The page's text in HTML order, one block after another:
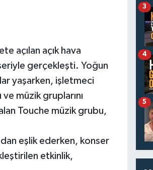
açılan açık hava
gerçekleşti. Yoğun
yaşarken, işletmeci
müzik gruplarını
Touche müzik grubu,
eşlik ederken, konser
etkinlik,
3
4
5